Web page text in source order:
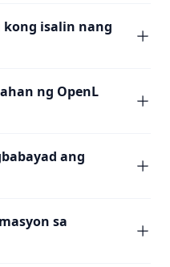
isalin nang
ng OpenL
ang
sa